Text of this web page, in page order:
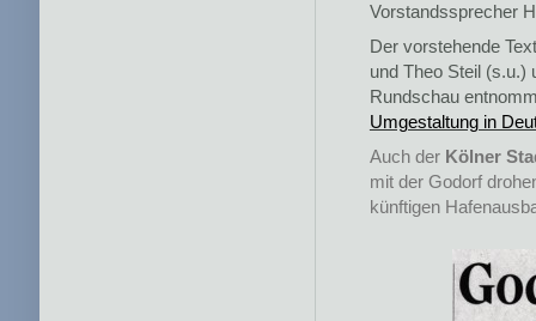
Vorstandssprecher
Der vorstehende
und Theo Steil (s.u.)
Rundschau
Umgestaltung in
Auch der Kölner
mit der Godorf
künftigen